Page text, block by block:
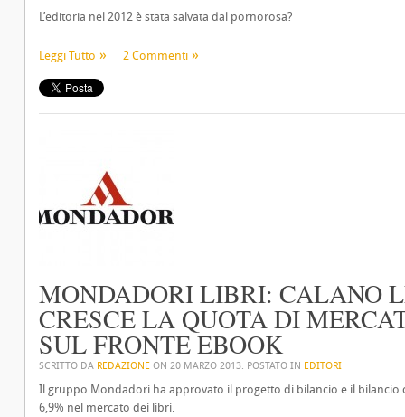
L’editoria nel 2012 è stata salvata dal pornorosa?
Leggi Tutto 2 Commenti
MONDADORI LIBRI: CALANO
CRESCE LA QUOTA DI
SUL FRONTE EBOOK
SCRITTO DA REDAZIONE ON 20 MARZO 2013. POSTATO IN EDITORI
Il gruppo Mondadori ha approvato il progetto di bilancio e il bilancio
6,9% nel mercato dei libri.